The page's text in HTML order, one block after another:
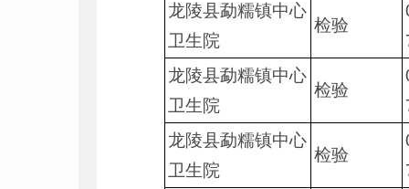
龙陵县勐糯镇中心
卫生院
检验
龙陵县勐糯镇中心
卫生院
检验
龙陵县勐糯镇中心
卫生院
检验